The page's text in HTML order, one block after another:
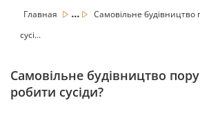
Главная ...
Самовільне
сусі...
Самовільне будівництво
робити сусіди?